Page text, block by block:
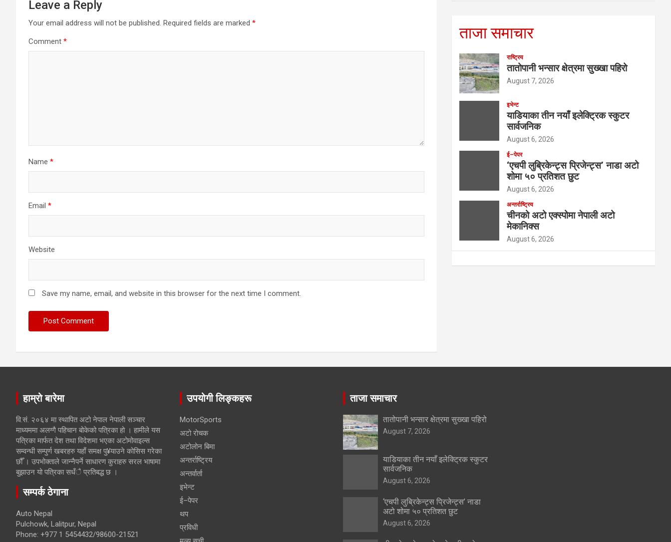
Leave a Reply
Your email address will not be published. Required fields are marked *
Comment *
Name *
Email *
Website
Save my name, email, and website in this browser for the next time I comment.
ताजा समाचार
राष्ट्रिय
तातोपानी भन्सार क्षेत्रमा सुख्खा पहिरो
August 7, 2026
इभेन्ट
याडियाका तीन नयाँ इलेक्ट्रिक स्कुटर
सार्वजनिक
August 6, 2026
ई–पेपर
‘एचपी लुब्रिकेन्ट्स प्रिजेन्ट्स’ नाडा अटो
शोमा ५० प्रतिशत छुट
August 6, 2026
अन्तर्राष्ट्रिय
चीनको अटो एक्स्पोमा नेपाली अटो
मेकानिक्स
August 6, 2026
हाम्रो बारेमा
वि.सं. २०६४ मा स्थापित अटो नेपाल नेपाली सञ्चार
माध्यममा अलग्गै पहिचान बोकेको पत्रिका हो । हामीले यस
पत्रिका मार्फत देश तथा विदेशमा भएका अटोमोवाइल्स
सम्वन्धी सम्पुर्ण खबरहरु यहाँ समक्ष पु¥याउने कोसिस गरेका
छौँ । उपभोक्ताले जान्नैपर्ने साधारण कुराहरु सरल भाषामा
बुझाउन यो पत्रिका सधँै प्रतिबद्ध छ ।
सम्पर्क ठेगाना
Auto Nepal
Pulchowk, Lalitpur, Nepal
Phone: +977 1 5454432/98600-21521
उपयोगी लिङ्कहरू
MotorSports
अटो रोचक
अटोलोन बिमा
अन्तर्राष्ट्रिय
अन्तर्वार्ता
इभेन्ट
ई–पेपर
थप
प्रविधी
ताजा समाचार
तातोपानी भन्सार क्षेत्रमा सुख्खा पहिरो
August 7, 2026
याडियाका तीन नयाँ इलेक्ट्रिक स्कुटर
सार्वजनिक
August 6, 2026
‘एचपी लुब्रिकेन्ट्स प्रिजेन्ट्स’ नाडा
अटो शोमा ५० प्रतिशत छुट
August 6, 2026